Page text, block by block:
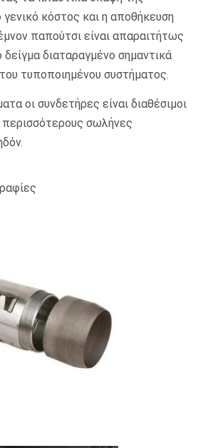
κόστος και η αποθήκευση
παπούτσι είναι απαραιτήτως
διαταραγμένο σημαντικά
τυποποιημένου συστήματος.
οι συνδετήρες είναι διαθέσιμοι
περισσότερους σωλήνες